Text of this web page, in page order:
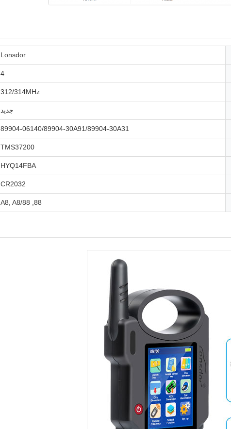
Lonsdor
4
312/314MHz
جديد
89904-06140/89904-30A91/89904-30A31
TMS37200
HYQ14FBA
CR2032
88, 88/A8, A8